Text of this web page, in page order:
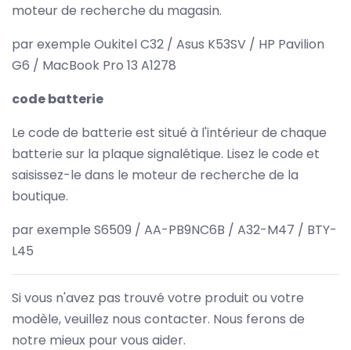
moteur de recherche du magasin.
par exemple Oukitel C32 / Asus K53SV / HP Pavilion
G6 / MacBook Pro 13 A1278
code batterie
Le code de batterie est situé à l'intérieur de chaque
batterie sur la plaque signalétique. Lisez le code et
saisissez-le dans le moteur de recherche de la
boutique.
par exemple S6509 / AA-PB9NC6B / A32-M47 / BTY-
L45
Si vous n'avez pas trouvé votre produit ou votre
modèle, veuillez nous contacter. Nous ferons de
notre mieux pour vous aider.